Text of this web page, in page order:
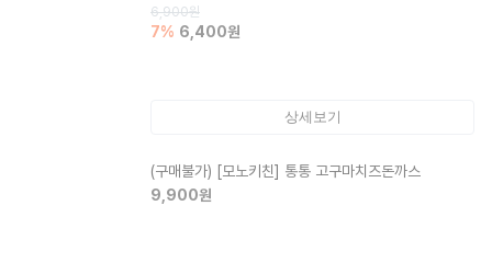
6,900원
7% 6,400원
상세보기
(구매불가) [모노키친] 통통 고구마치즈돈까스
9,900원